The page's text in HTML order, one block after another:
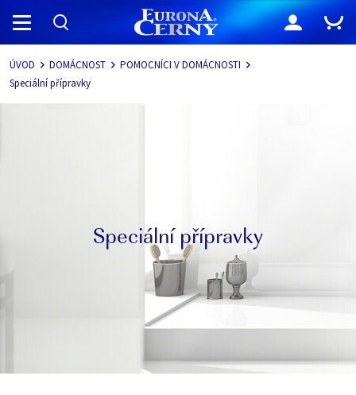
Navigace
ÚVOD DOMÁCNOST
POMOCNÍCI V DOMÁCNOSTI
Speciální přípravky
Speciální přípravky